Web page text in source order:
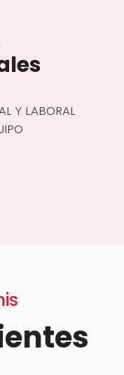
Y LABORAL